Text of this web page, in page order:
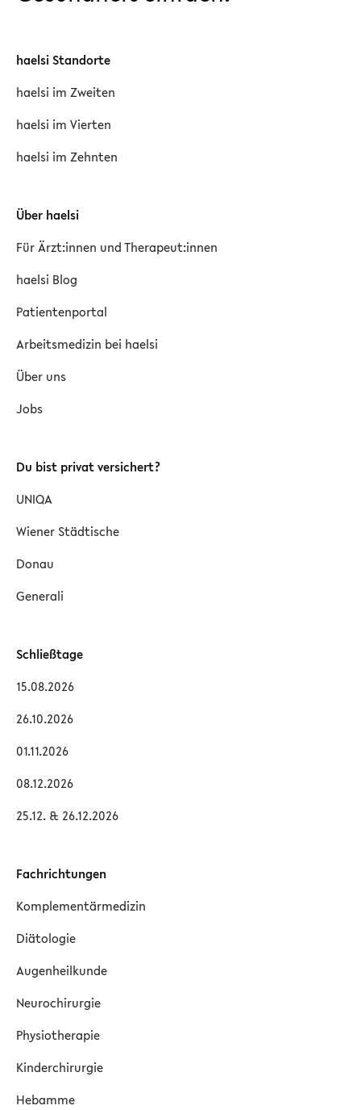
haelsi Standorte
haelsi im Zweiten
haelsi im Vierten
haelsi im Zehnten
Über haelsi
Für Ärzt:innen und Therapeut:innen
haelsi Blog
Patientenportal
Arbeitsmedizin bei haelsi
Über uns
Jobs
Du bist privat versichert?
UNIQA
Wiener Städtische
Donau
Generali
Schließtage
15.08.2026
26.10.2026
01.11.2026
08.12.2026
25.12. & 26.12.2026
Fachrichtungen
Komplementärmedizin
Diätologie
Augenheilkunde
Neurochirurgie
Physiotherapie
Kinderchirurgie
Hebamme